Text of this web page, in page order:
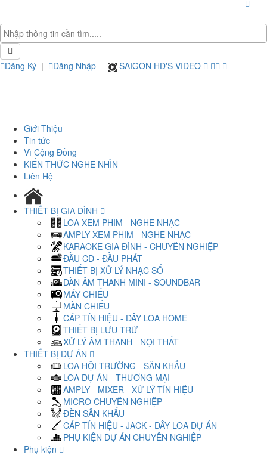
Đăng Ký | Đăng Nhập SAIGON HD'S VIDEO
Giới Thiệu
Tin tức
Vì Cộng Đồng
KIẾN THỨC NGHE NHÌN
Liên Hệ
THIẾT BỊ GIA ĐÌNH
LOA XEM PHIM - NGHE NHẠC
AMPLY XEM PHIM - NGHE NHẠC
KARAOKE GIA ĐÌNH - CHUYÊN NGHIỆP
ĐẦU CD - ĐẦU PHÁT
THIẾT BỊ XỬ LÝ NHẠC SỐ
DÀN ÂM THANH MINI - SOUNDBAR
MÁY CHIẾU
MÀN CHIẾU
CÁP TÍN HIỆU - DÂY LOA HOME
THIẾT BỊ LƯU TRỮ
XỬ LÝ ÂM THANH - NỘI THẤT
THIẾT BỊ DỰ ÁN
LOA HỘI TRƯỜNG - SÂN KHẤU
LOA DỰ ÁN - THƯƠNG MẠI
AMPLY - MIXER - XỬ LÝ TÍN HIỆU
MICRO CHUYÊN NGHIỆP
ĐÈN SÂN KHẤU
CÁP TÍN HIỆU - JACK - DÂY LOA DỰ ÁN
PHỤ KIỆN DỰ ÁN CHUYÊN NGHIỆP
Phụ kiện